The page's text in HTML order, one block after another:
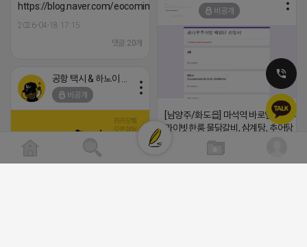
https://blog.naver.com/eocomim/224250518436
2026-04-18 17:15
댓글:20개
비공개
[남양주/화도읍] 마석역 바로앞 넓은 매
라이빗한룸 물닭갈비, 삼계탕, 추어탕 맛
년넘게 사랑받는 로컬맛집 곰나루추어
블로그, 릴스 체험단 모집합니다 ※체험
자유이용권 5만원 ※모집인원※ 5팀 ※
비공개